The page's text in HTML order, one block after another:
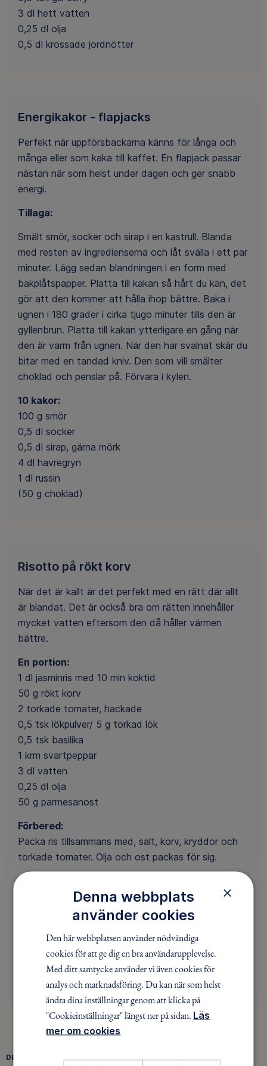
3 dl hett vatten
0,25 dl olja
0,5 dl krossade jordnötter
Energikakor - flapjacks
Perfekt när uppförsbackarna känns för långa och
många eller som kaka till kaffet. En flapjack passar
nästan när som helst under dagen och ger snabb
energi.
Tillaga:
Smält smör, socker och sirap i en kastrull. Blanda
med resten av ingredienserna och låt svälla i ett par
minuter. Lägg sedan blandningen i en form med
bakplåtspapper. Platta till kakan så hårt du kan, det
gör att den kommer att hålla ihop bättre. Baka i
ugnen i 180 grader i cirka tjugo minuter tills den är
gyllenbrun. Platta till kakan ytterligare en gång när
den är varm från ugnen. När den har svalnat skär du
bitar med en tandad kniv. Den som vill smälter
choklad och penslar på. Förvara i kylen.
10 kakor:
100 g smör
0,5 dl socker
0,5 dl sirap, gärna mörk
4 dl havregryn
1 dl russin
(50 g choklad)
Risotto på rökt korv
När det är kallt är det perfekt med en rätt där allt
är blandat. Det är också bra om rätten innehåller
mycket vatten eftersom den då håller värmen
bättre.
En portion:
1 dl jasminris med 10 min koktid
50 g rökt korv
2 torkade tomater, hackade
0,5 tsk lökpulver/ 5 g torkad lök
0,5 tsk basilika
1 krm svartpeppar
3 dl vatten
0,25 dl olja
50 g parmesanost
Förbered:
Packa ris tillsammans med, salt, korv, kryddor och
torkade tomater. Olja och ost packas för sig.
Tillaga:
Koka upp påsens innehåll tillsammans med vattnet,
koka sedan på minsta möjliga effekt (du kan också
koktiden). När riset är nästan klart blandar du i
osten och oljan och rör om. Vänta någon minut,
smaka av med peppar och ät.
DELA
×
Denna webbplats
använder cookies
Den här webbplatsen använder nödvändiga
cookies för att ge dig en bra användarupplevelse.
Med ditt samtycke använder vi även cookies för
analys och marknadsföring. Du kan när som helst
ändra dina inställningar genom att klicka på
"Cookieinställningar" längst ner på sidan. Läs
mer om cookies